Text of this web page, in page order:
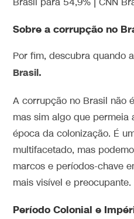
Sobre a corrupção no
Por fim, descubra quando
Brasil.
A corrupção no Brasil não
mas sim algo que
época da colonização. É
multifacetado, mas
marcos e períodos-chave
mais visível e preocupante.
Período Colonial e